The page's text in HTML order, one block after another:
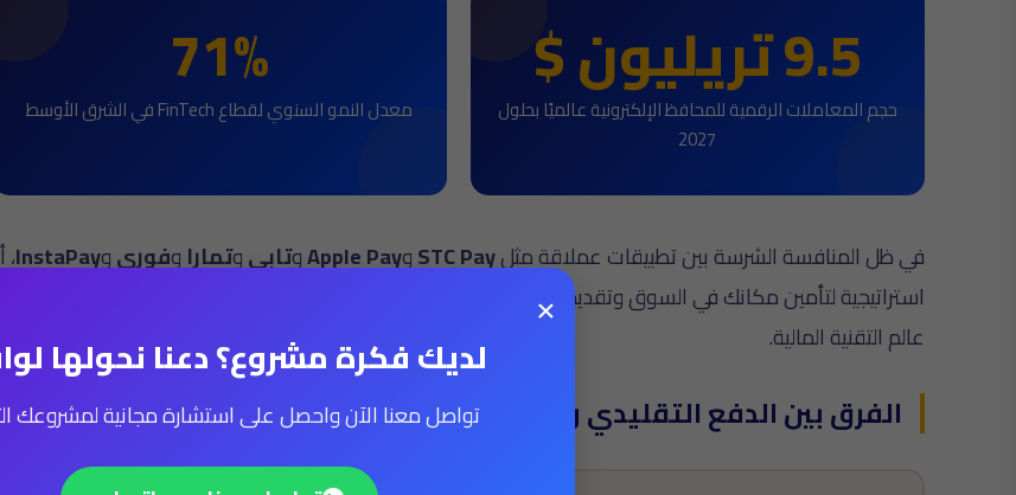
×
لديك فكرة مشروع؟ دعنا نحولها
تواصل معنا الآن واحصل على استشارة مجانية لمشروعك
9.5 تريليون $
حجم المعاملات الرقمية للمحافظ الإلكترونية عالميًا بحلول
2027
71%
معدل النمو السنوي لقطاع FinTech في الشرق الأوسط
في ظل المنافسة الشرسة بين تطبيقات عملاقة مثلSTC PayوApple Payوتابيوتمارا وفوريوInstaPay
استراتيجية لتأمين مكانك في السوق وتقديم تجربة مالية استثنائية، لذلك تعاونك مع
عالم التقنية المالية.
الفرق بين الدفع التقليدي والمحفظة الرقمية الذكية